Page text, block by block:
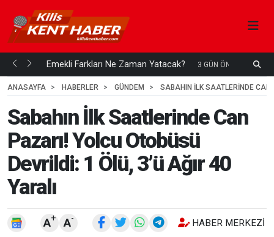
mi... Emekli Farkları Ne Zaman Yatacak? 3 GÜN ÖNCE
ANASAYFA
HABERLER GÜNDEM SABAHIN İLK SAATLERINDE CAN
Sabahın İlk Saatlerinde Can
Pazarı! Yolcu Otobüsü
Devrildi: 1 Ölü, 3’ü Ağır 40
Yaralı
A+ A- HABER MERKEZI